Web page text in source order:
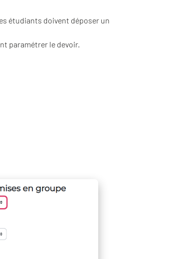
étudiants doivent déposer un
paramétrer le devoir.